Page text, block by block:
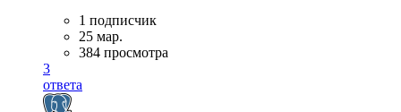
1 подписчик
25 мар.
384 просмотра
3
ответа